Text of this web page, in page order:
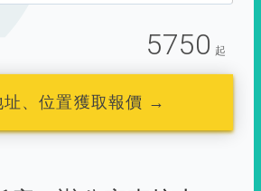
5750 起
址、位置獲取報價 →